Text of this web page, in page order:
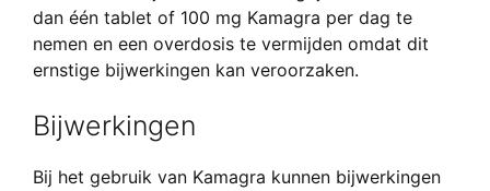
dan één tablet of 100 mg Kamagra per dag te
nemen en een overdosis te vermijden omdat dit
ernstige bijwerkingen kan veroorzaken.
Bijwerkingen
Bij het gebruik van Kamagra kunnen bijwerkingen